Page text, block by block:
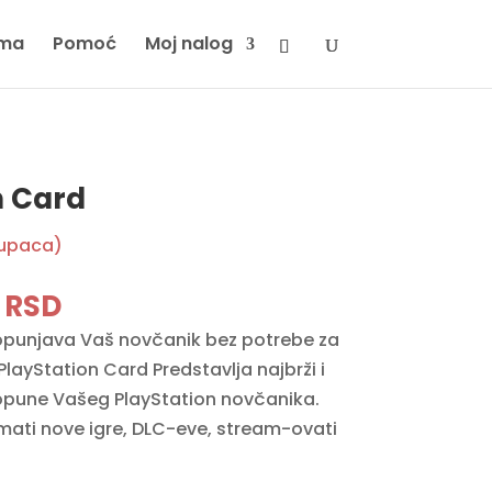
Pomoć Moj nalog
Card
RSDCurrent
price
is:
3990 RSD.
Vaš novčanik bez potrebe za
Card Predstavlja najbrži i
Vašeg PlayStation novčanika.
nove igre, DLC-eve, stream-ovati